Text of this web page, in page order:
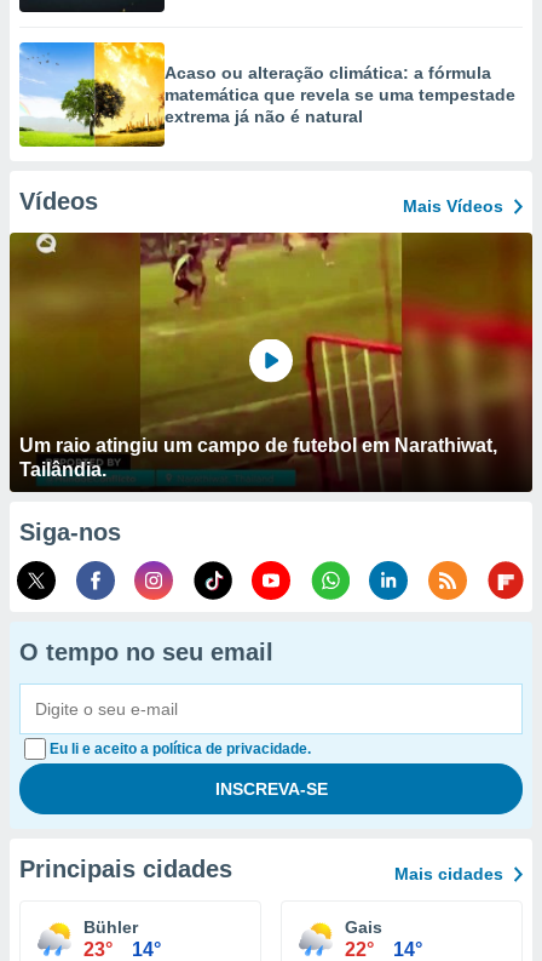
Acaso ou alteração climática: a fórmula
matemática que revela se uma tempestade
extrema já não é natural
Vídeos Mais Vídeos
Um raio atingiu um campo de futebol em Narathiwat,
Tailândia.
Siga-nos
O tempo no seu email
Eu li e aceito a política de privacidade.
Principais cidades Mais cidades
Bühler
23° 14°
Gais
22° 14°